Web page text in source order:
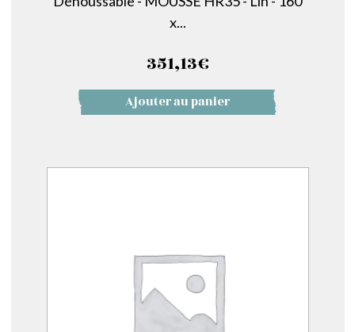
x...
351,13€
Ajouter au panier